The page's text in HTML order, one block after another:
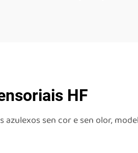
HF
sen cor e sen olor,